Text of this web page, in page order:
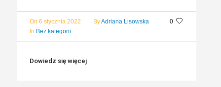
0
On 6 stycznia 2022 ByAdriana Lisowska
In Bez kategorii
Dowiedz się więcej